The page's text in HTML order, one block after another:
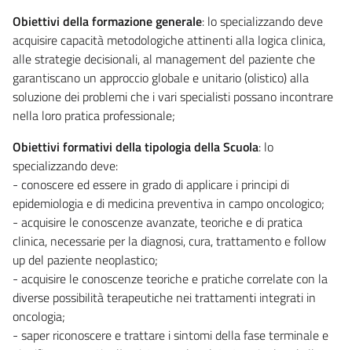
Obiettivi della formazione generale: lo specializzando deve
acquisire capacità metodologiche attinenti alla logica clinica,
alle strategie decisionali, al management del paziente che
garantiscano un approccio globale e unitario (olistico) alla
soluzione dei problemi che i vari specialisti possano incontrare
nella loro pratica professionale;
Obiettivi formativi della tipologia della Scuola: lo
specializzando deve:
- conoscere ed essere in grado di applicare i principi di
epidemiologia e di medicina preventiva in campo oncologico;
- acquisire le conoscenze avanzate, teoriche e di pratica
clinica, necessarie per la diagnosi, cura, trattamento e follow
up del paziente neoplastico;
- acquisire le conoscenze teoriche e pratiche correlate con la
diverse possibilità terapeutiche nei trattamenti integrati in
oncologia;
- saper riconoscere e trattare i sintomi della fase terminale e